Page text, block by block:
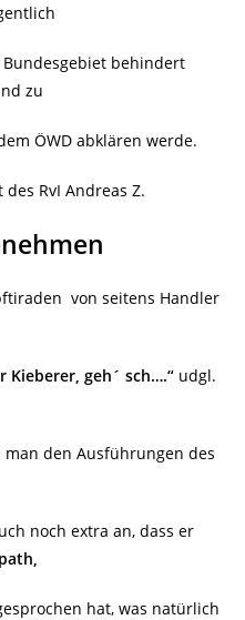
behindert
zu
ÖWD abklären werde.
RvI Andreas Z.
von seitens Handler
Kieberer, geh´ sch….“ udgl.
den Ausführungen des
noch extra an, dass er
hat, was natürlich